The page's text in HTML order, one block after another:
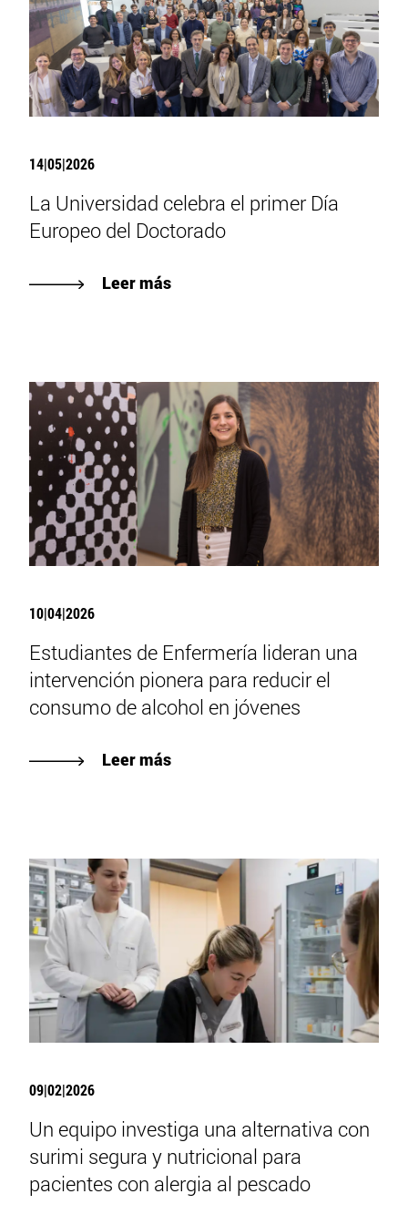
14|05|2026
La Universidad celebra el primer Día
Europeo del Doctorado
Leer más
10|04|2026
Estudiantes de Enfermería lideran una
intervención pionera para reducir el
consumo de alcohol en jóvenes
Leer más
09|02|2026
Un equipo investiga una alternativa con
surimi segura y nutricional para
pacientes con alergia al pescado